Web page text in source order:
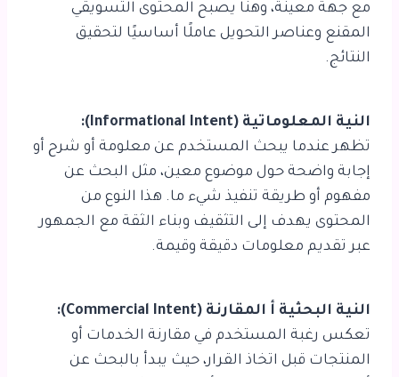
مع جهة معينة، وهنا يصبح المحتوى التسويقي
المقنع وعناصر التحويل عاملًا أساسيًا لتحقيق
النتائج.
النية المعلوماتية (Informational Intent):
تظهر عندما يبحث المستخدم عن معلومة أو شرح أو
إجابة واضحة حول موضوع معين، مثل البحث عن
مفهوم أو طريقة تنفيذ شيء ما. هذا النوع من
المحتوى يهدف إلى التثقيف وبناء الثقة مع الجمهور
عبر تقديم معلومات دقيقة وقيمة.
النية البحثية أ المقارنة (Commercial Intent):
تعكس رغبة المستخدم في مقارنة الخدمات أو
المنتجات قبل اتخاذ القرار، حيث يبدأ بالبحث عن